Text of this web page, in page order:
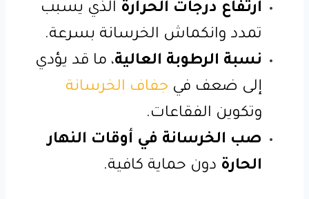
ارتفاع درجات الحرارة الذي يسبب
تمدد وانكماش الخرسانة بسرعة.
نسبة الرطوبة العالية، ما قد يؤدي
إلى ضعف في جفاف الخرسانة
وتكوين الفقاعات.
صب الخرسانة في أوقات النهار
الحارة دون حماية كافية.